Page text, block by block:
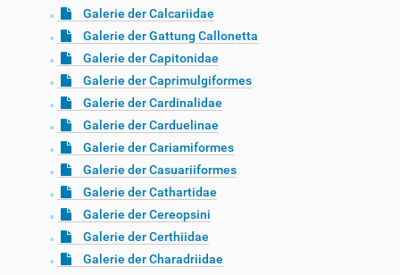
Galerie der Calcariidae
Galerie der Gattung Callonetta
Galerie der Capitonidae
Galerie der Caprimulgiformes
Galerie der Cardinalidae
Galerie der Carduelinae
Galerie der Cariamiformes
Galerie der Casuariiformes
Galerie der Cathartidae
Galerie der Cereopsini
Galerie der Certhiidae
Galerie der Charadriidae